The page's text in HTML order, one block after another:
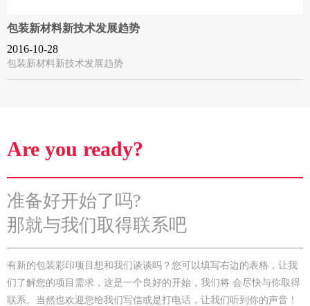
包装新材料新技术发展趋势
2016-10-28
包装新材料新技术发展趋势
Are you ready?
准备好开始了吗?
那就与我们取得联系吧
有新的包装彩印项目想和我们谈谈吗？您可以填写右边的表格，让我
们了解您的项目需求，这是一个良好的开始，我们将 会尽快与你取得
联系。当然也欢迎您给我们写信或是打电话，让我们听到你的声音！